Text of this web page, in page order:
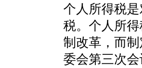
个人所得税
税。个人所
制改革，而
委会第三次